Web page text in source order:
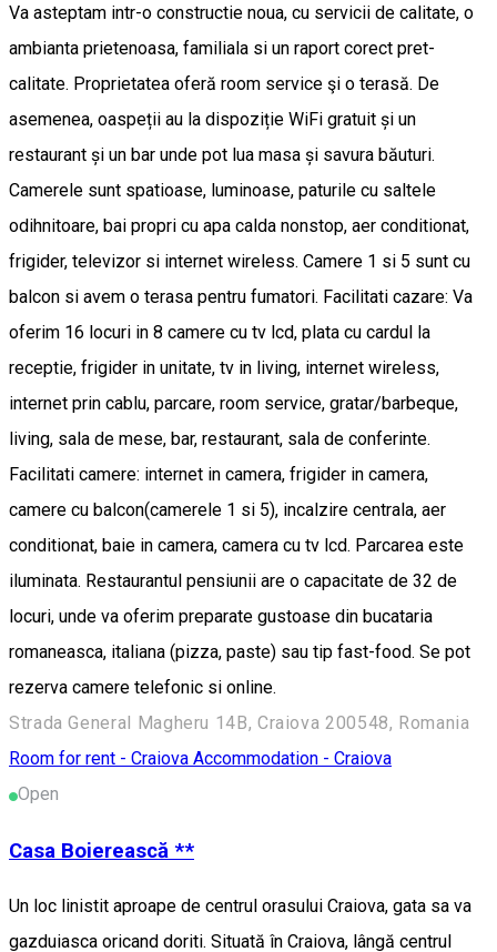
Va asteptam intr-o constructie noua, cu servicii de calitate, o
ambianta prietenoasa, familiala si un raport corect pret-
calitate. Proprietatea oferă room service şi o terasă. De
asemenea, oaspeții au la dispoziție WiFi gratuit și un
restaurant și un bar unde pot lua masa și savura băuturi.
Camerele sunt spatioase, luminoase, paturile cu saltele
odihnitoare, bai propri cu apa calda nonstop, aer conditionat,
frigider, televizor si internet wireless. Camere 1 si 5 sunt cu
balcon si avem o terasa pentru fumatori. Facilitati cazare: Va
oferim 16 locuri in 8 camere cu tv lcd, plata cu cardul la
receptie, frigider in unitate, tv in living, internet wireless,
internet prin cablu, parcare, room service, gratar/barbeque,
living, sala de mese, bar, restaurant, sala de conferinte.
Facilitati camere: internet in camera, frigider in camera,
camere cu balcon(camerele 1 si 5), incalzire centrala, aer
conditionat, baie in camera, camera cu tv lcd. Parcarea este
iluminata. Restaurantul pensiunii are o capacitate de 32 de
locuri, unde va oferim preparate gustoase din bucataria
romaneasca, italiana (pizza, paste) sau tip fast-food. Se pot
rezerva camere telefonic si online.
Strada General Magheru 14B, Craiova 200548, Romania
Room for rent - Craiova Accommodation - Craiova
Open
Casa Boierească **
Un loc linistit aproape de centrul orasului Craiova, gata sa va
gazduiasca oricand doriti. Situată în Craiova, lângă centrul